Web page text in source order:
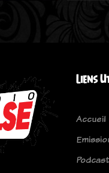
Liens
Accueil